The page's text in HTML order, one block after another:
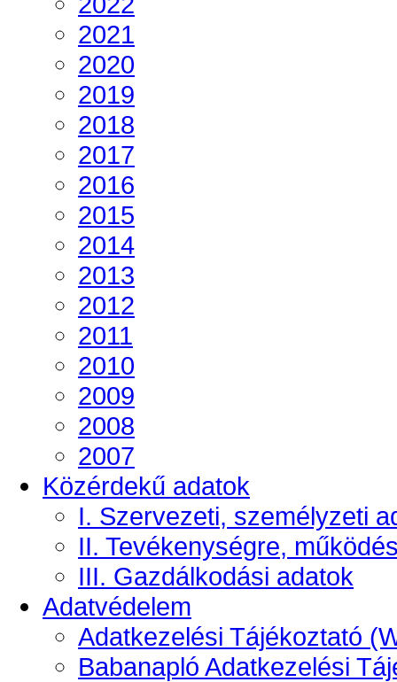
2021
2020
2019
2018
2017
2016
2015
2014
2013
2012
2011
2010
2009
2008
2007
Közérdekű adatok
I. Szervezeti, személyzeti
II. Tevékenységre,
III. Gazdálkodási adatok
Adatvédelem
Adatkezelési Tájékoztató
Babanapló Adatkezelési